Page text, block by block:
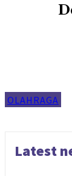
OLAHRAGA
Latest